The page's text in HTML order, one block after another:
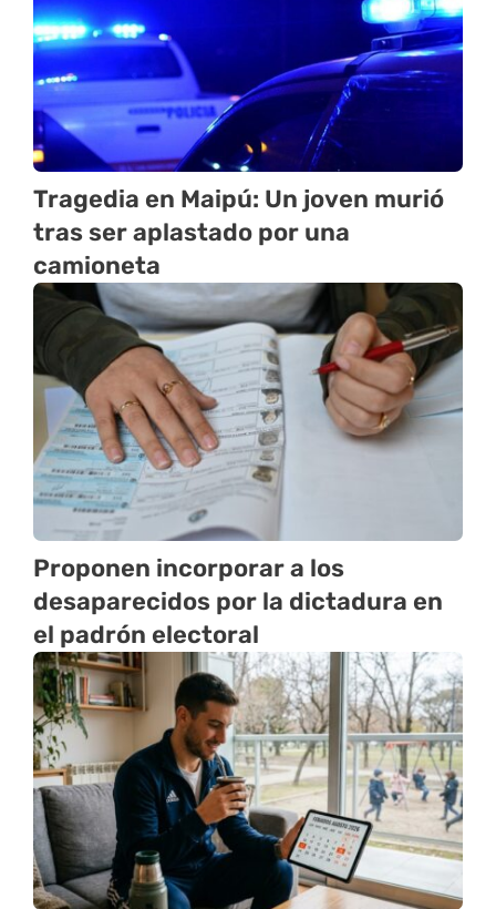
Tragedia en Maipú: Un joven murió
tras ser aplastado por una
camioneta
Proponen incorporar a los
desaparecidos por la dictadura en
el padrón electoral